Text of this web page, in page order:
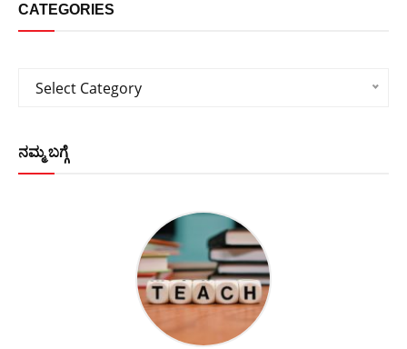
CATEGORIES
Categories
Select Category
ನಮ್ಮ ಬಗ್ಗೆ